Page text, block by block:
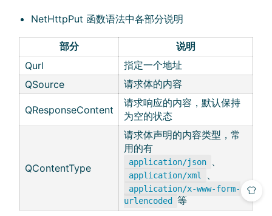
NetHttpPut 函数语法中各部分说明
部分
说明
Qurl
指定一个地址
QSource
请求体的内容
QResponseContent
请求响应的内容，默认保持
为空的状态
QContentType
请求体声明的内容类型，常
用的有
application/json 、
application/xml 、
application/x-www-form-
urlencoded
等